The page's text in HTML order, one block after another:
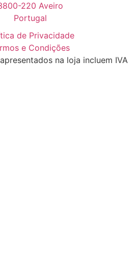
220 Aveiro
Portugal
de Privacidade
e Condições
na loja incluem IVA